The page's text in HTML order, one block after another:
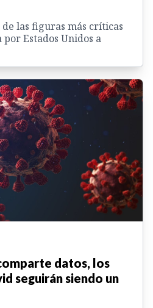
las figuras más críticas
Estados Unidos a
datos, los
seguirán siendo un